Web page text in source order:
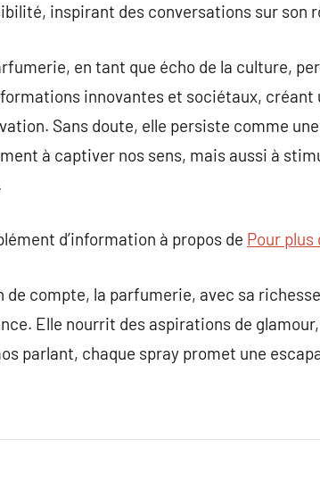
inspirant des conversations sur son
en tant que écho de la culture,
innovantes et sociétaux, créant
Sans doute, elle persiste comme
à captiver nos sens, mais aussi à
d’information à propos de Pour plus
de compte, la parfumerie, avec sa
Elle nourrit des aspirations de
parlant, chaque spray promet une